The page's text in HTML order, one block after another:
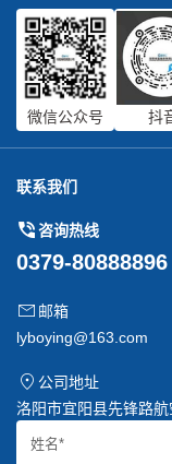
微信公众号 抖
联系我们
咨询热线
0379-
邮箱
lyboying@163.com
公司地址
洛阳市宜阳县先锋路